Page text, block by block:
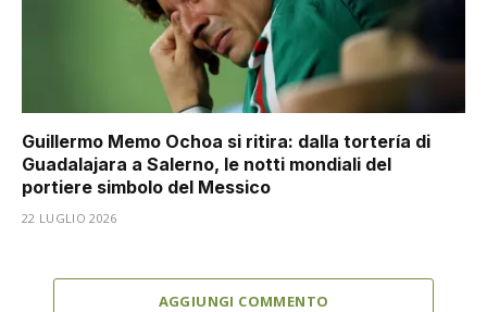
Guillermo Memo Ochoa si ritira: dalla tortería di
Guadalajara a Salerno, le notti mondiali del
portiere simbolo del Messico
22 LUGLIO 2026
AGGIUNGI COMMENTO